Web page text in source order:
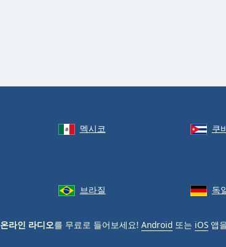
멕시코 쿠
브라질 독
온라인 라디오를 무료로 들어보세요! Android 또는 iOS 앱